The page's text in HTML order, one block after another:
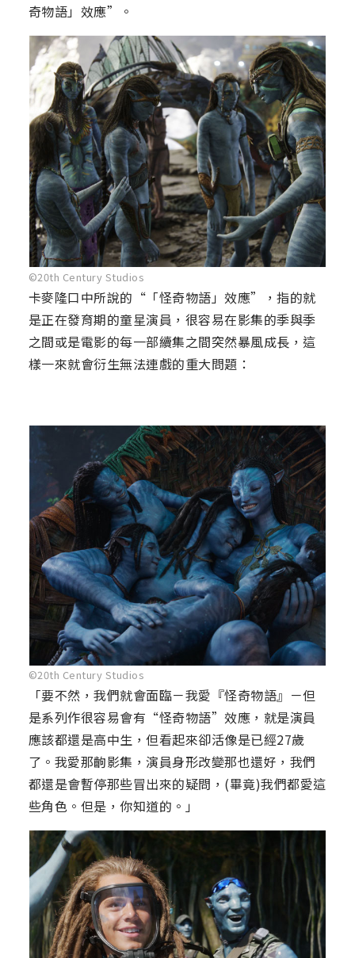
奇物語」效應”。
©20th Century Studios
卡麥隆口中所說的“「怪奇物語」效應”，指的就
是正在發育期的童星演員，很容易在影集的季與季
之間或是電影的每一部續集之間突然暴風成長，這
樣一來就會衍生無法連戲的重大問題：
©20th Century Studios
「要不然，我們就會面臨－我愛『怪奇物語』－但
是系列作很容易會有“怪奇物語”效應，就是演員
應該都還是高中生，但看起來卻活像是已經27歲
了。我愛那齣影集，演員身形改變那也還好，我們
都還是會暫停那些冒出來的疑問，(畢竟)我們都愛這
些角色。但是，你知道的。」